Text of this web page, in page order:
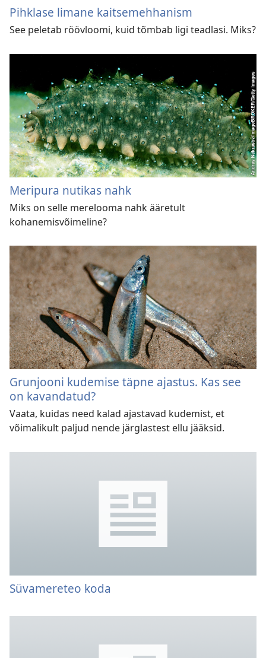
Pihklase limane kaitsemehhanism
See peletab röövloomi, kuid tõmbab ligi teadlasi. Miks?
Meripura nutikas nahk
Miks on selle merelooma nahk ääretult
kohanemisvõimeline?
Grunjooni kudemise täpne ajastus. Kas see
on kavandatud?
Vaata, kuidas need kalad ajastavad kudemist, et
võimalikult paljud nende järglastest ellu jääksid.
Süvamereteo koda